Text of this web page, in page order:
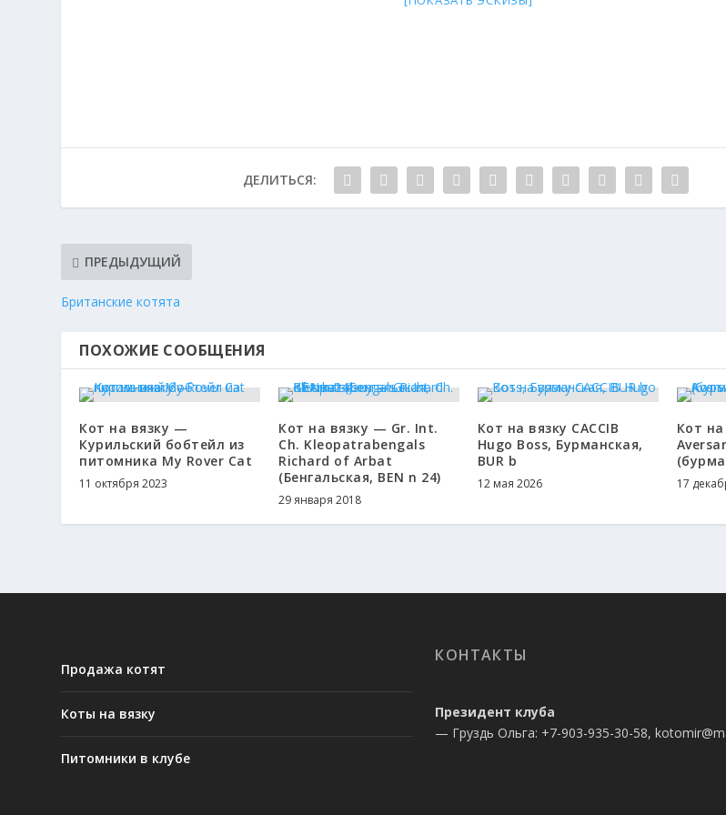
ДЕЛИТЬСЯ:
ПРЕДЫДУЩИЙ
Британские котята
ПОХОЖИЕ СООБЩЕНИЯ
Кот на вязку —
Курильский бобтейл из
питомника My Rover Cat
11 октября 2023
Кот на вязку — Gr. Int.
Ch. Kleopatrabengals
Richard of Arbat
(Бенгальская, BEN n 24)
29 января 2018
Кот на вязку CAСCIB
Hugo Boss, Бурманская,
BUR b
12 мая 2026
Кот
17
Продажа котят
Коты на вязку
Питомники в клубе
КОНТАКТЫ
Президент клуба
— Груздь Ольга: +7-903-935-30-58,